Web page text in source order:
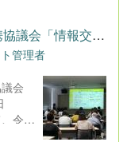
令和８年度 上北地区特別支援連携協議会「情報交流会」 令和...
管理者
会
令和